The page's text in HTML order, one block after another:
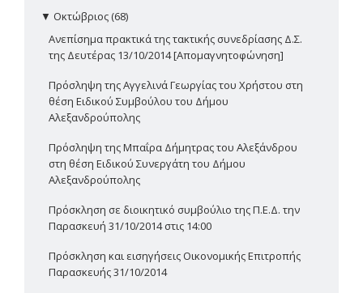
▼ Οκτώβριος (68)
Ανεπίσημα πρακτικά της τακτικής συνεδρίασης Δ.Σ.
της Δευτέρας 13/10/2014 [Απομαγνητοφώνηση]
Πρόσληψη της Αγγελινά Γεωργίας του Χρήστου στη
θέση Ειδικού Συμβούλου του Δήμου
Αλεξανδρούπολης
Πρόσληψη της Μπαΐρα Δήμητρας του Αλεξάνδρου
στη θέση Ειδικού Συνεργάτη του Δήμου
Αλεξανδρούπολης
Πρόσκληση σε διοικητικό συμβούλιο της Π.Ε.Δ. την
Παρασκευή 31/10/2014 στις 14:00
Πρόσκληση και εισηγήσεις Οικονομικής Επιτροπής
Παρασκευής 31/10/2014